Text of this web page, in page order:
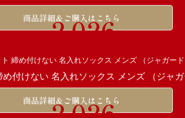
商品詳細＆ご購入はこちら
2,026円（税込）
付けない 名入れソックス メンズ （ジャガ
商品詳細＆ご購入はこちら